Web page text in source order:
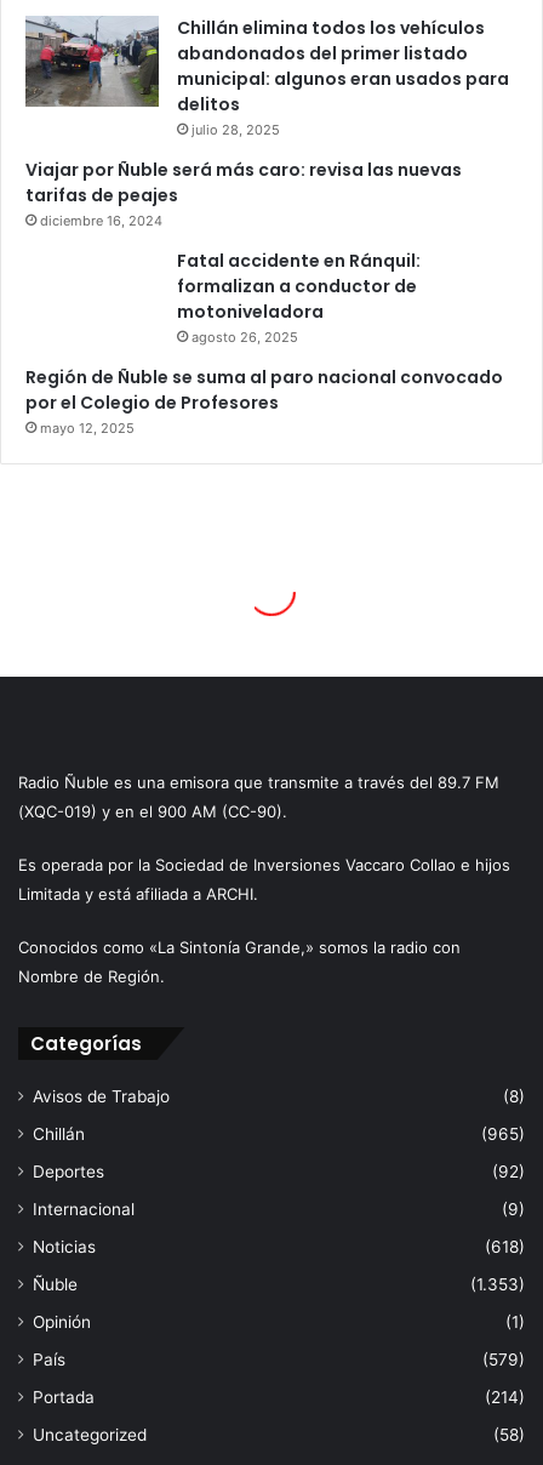
Chillán elimina todos los vehículos
abandonados del primer listado
municipal: algunos eran usados para
delitos
julio 28, 2025
Viajar por Ñuble será más caro: revisa las nuevas
tarifas de peajes
diciembre 16, 2024
Fatal accidente en Ránquil:
formalizan a conductor de
motoniveladora
agosto 26, 2025
Región de Ñuble se suma al paro nacional convocado
por el Colegio de Profesores
mayo 12, 2025
Radio Ñuble es una emisora que transmite a través del 89.7 FM
(XQC-019) y en el 900 AM (CC-90).
Es operada por la Sociedad de Inversiones Vaccaro Collao e hijos
Limitada y está afiliada a ARCHI.
Conocidos como «La Sintonía Grande,» somos la radio con
Nombre de Región.
Categorías
Avisos de Trabajo
(8)
Chillán
(965)
Deportes
(92)
Internacional
(9)
Noticias
(618)
Ñuble
(1.353)
Opinión
(1)
País
(579)
Portada
(214)
Uncategorized
(58)